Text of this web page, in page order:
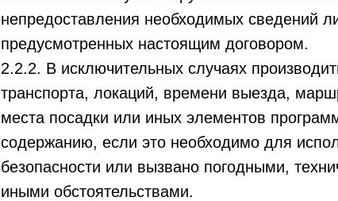
непредоставления необходимых сведений
предусмотренных настоящим договором.
2.2.2. В исключительных случаях
транспорта, локаций, времени выезда,
места посадки или иных элементов
содержанию, если это необходимо для
безопасности или вызвано погодными,
иными обстоятельствами.